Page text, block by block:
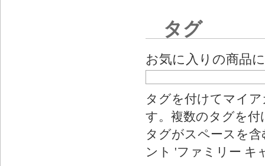
タグ
お気に入りの商品
タグを付けてマイ
す。複数のタグを
タグがスペースを
ント 'ファミリー キ